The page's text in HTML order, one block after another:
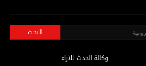
وكالة الحدث للآراء